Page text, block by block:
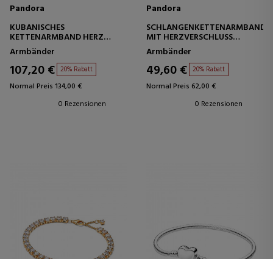
Pandora
KUBANISCHES
KETTENARMBAND HERZ
594226C01
Armbänder
107,20 € 20% Rabatt
Normal Preis 134,00 €
0 Rezensionen
Pandora
SCHLANGENKETTENARMBAND
MIT HERZVERSCHLUSS
594236C00
Armbänder
49,60 € 20% Rabatt
Normal Preis 62,00 €
0 Rezensionen